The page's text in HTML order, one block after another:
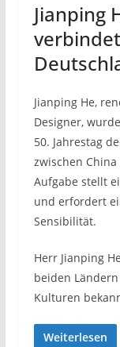
Jianping
Jianping He,
Designer,
50. Jahrestag
zwischen
Aufgabe stellt
und erfordert
Sensibilität.
Herr Jianping
beiden
Kulturen
Weiterlesen